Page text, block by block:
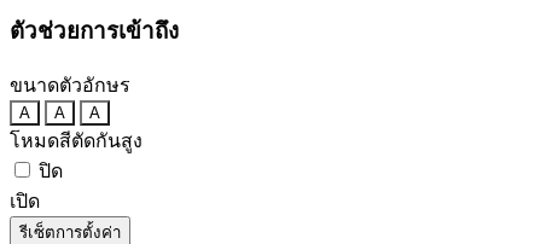
ตัวช่วยการเข้าถึง
ขนาดตัวอักษร
A A A
โหมดสีตัดกันสูง
ปิด
เปิด
รีเซ็ตการตั้งค่า